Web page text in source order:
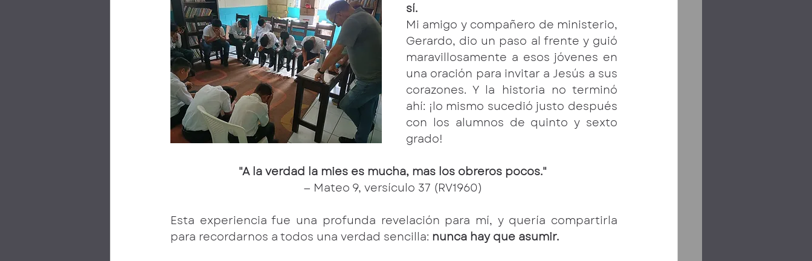
sí.
Mi amigo y compañero de ministerio,
Gerardo, dio un paso al frente y guió
maravillosamente a esos jóvenes en
una oración para invitar a Jesús a sus
corazones. Y la historia no terminó
ahí: ¡lo mismo sucedió justo después
con los alumnos de quinto y sexto
grado!
"A la verdad la mies es mucha, mas los obreros pocos."
— Mateo 9, versículo 37 (RV1960)
Esta experiencia fue una profunda revelación para mí, y quería compartirla
para recordarnos a todos una verdad sencilla: nunca hay que asumir.